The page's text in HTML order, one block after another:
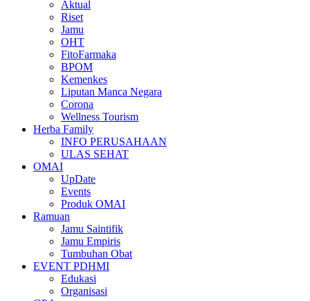
Aktual
Riset
Jamu
OHT
FitoFarmaka
BPOM
Kemenkes
Liputan Manca Negara
Corona
Wellness Tourism
Herba Family
INFO PERUSAHAAN
ULAS SEHAT
OMAI
UpDate
Events
Produk OMAI
Ramuan
Jamu Saintifik
Jamu Empiris
Tumbuhan Obat
EVENT PDHMI
Edukasi
Organisasi